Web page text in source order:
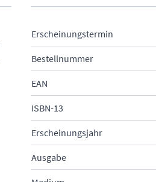
Erscheinungstermin
Bestellnummer
EAN
ISBN-13
Erscheinungsjahr
Ausgabe